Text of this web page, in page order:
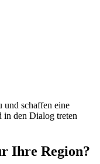
und schaffen eine
den Dialog treten
Ihre Region?